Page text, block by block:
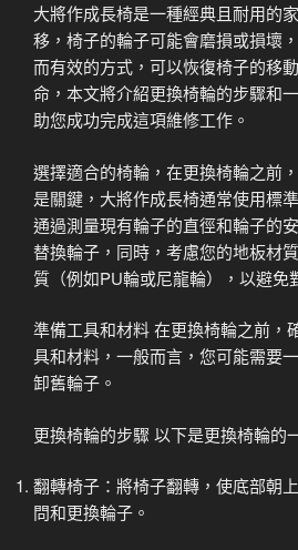
大將作成長椅是一種經典且耐用的
移，椅子的輪子可能會磨損或損壞
而有效的方式，可以恢復椅子的移
命，本文將介紹更換椅輪的步驟和
助您成功完成這項維修工作。
選擇適合的椅輪，在更換椅輪之前
是關鍵，大將作成長椅通常使用標
通過測量現有輪子的直徑和輪子的
替換輪子，同時，考慮您的地板材
質（例如PU輪或尼龍輪），以避免
準備工具和材料 在更換椅輪之前，
具和材料，一般而言，您可能需要
卸舊輪子。
更換椅輪的步驟 以下是更換椅輪的
翻轉椅子：將椅子翻轉，使底部朝
問和更換輪子。